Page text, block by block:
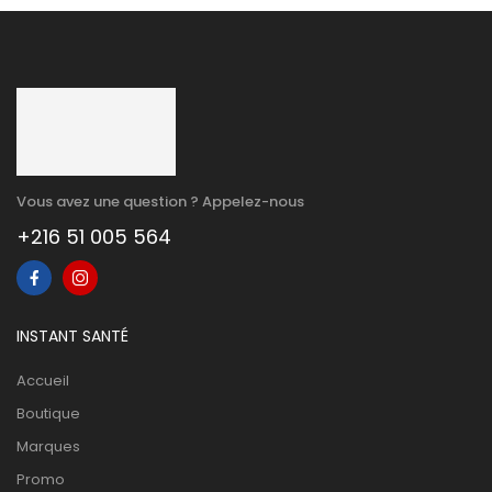
Vous avez une question ? Appelez-nous
+216 51 005 564
INSTANT SANTÉ
Accueil
Boutique
Marques
Promo